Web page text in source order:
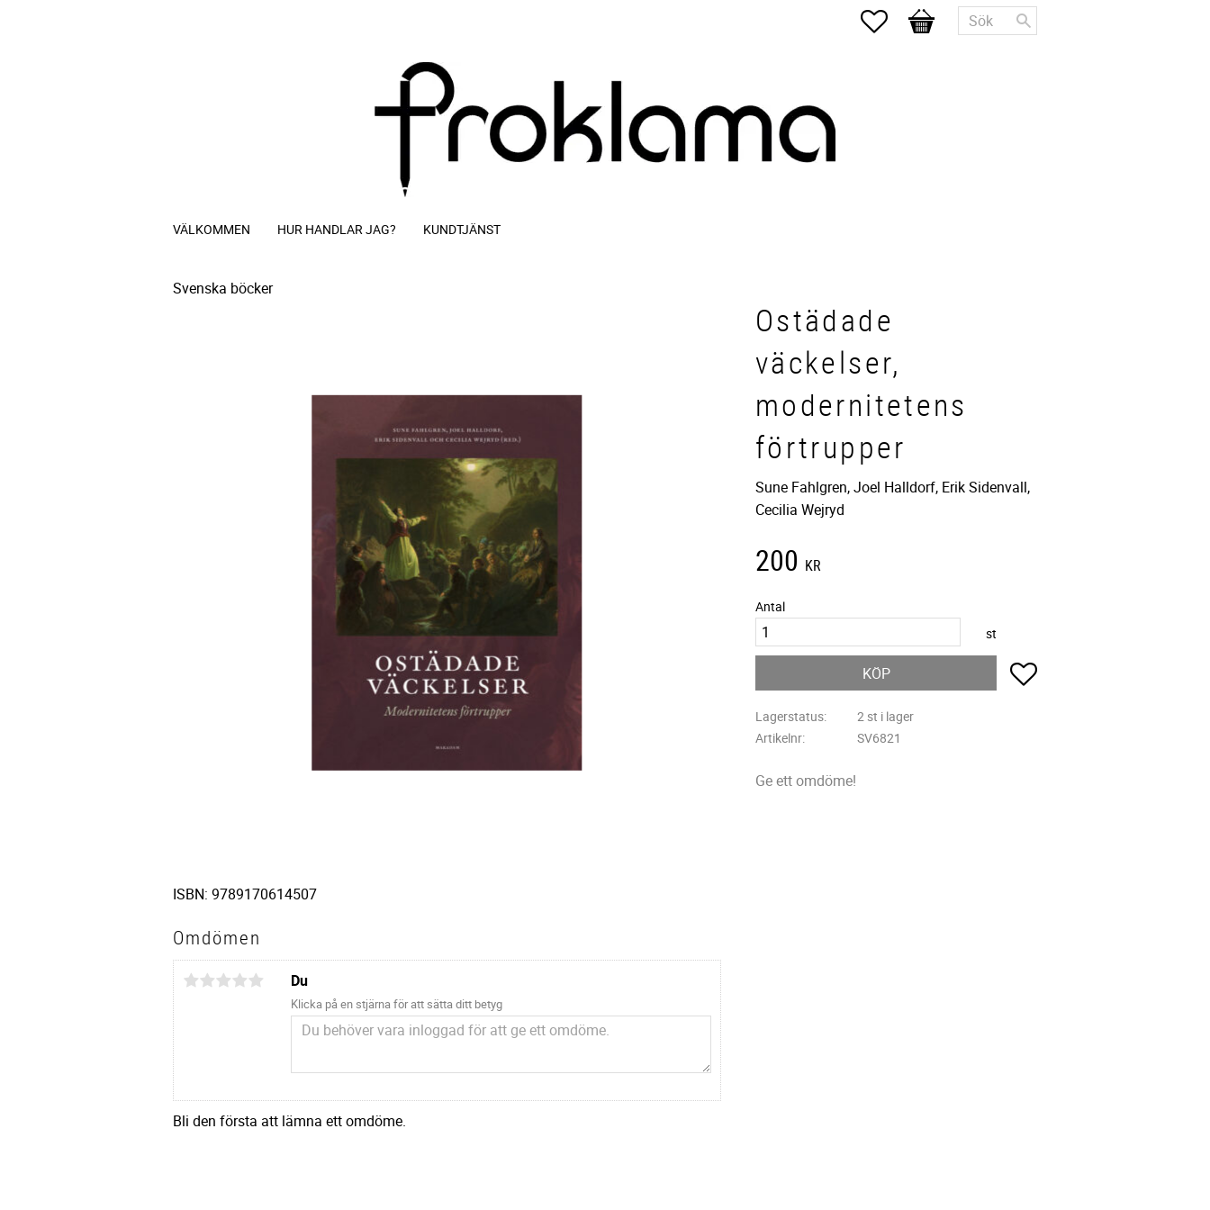
Favoriter
Kundvagn
VÄLKOMMEN HUR HANDLAR JAG? KUNDTJÄNST
Svenska böcker
Ostädade
väckelser,
modernitetens
förtrupper
Sune Fahlgren, Joel Halldorf, Erik Sidenvall,
Cecilia Wejryd
200 KR
Antal
st
KÖP Lägg till i favoriter
Lagerstatus
2 st i lager
Artikelnr
SV6821
Ge ett omdöme!
ISBN: 9789170614507
Omdömen
Du
Klicka på en stjärna för att sätta ditt betyg
Bli den första att lämna ett omdöme.